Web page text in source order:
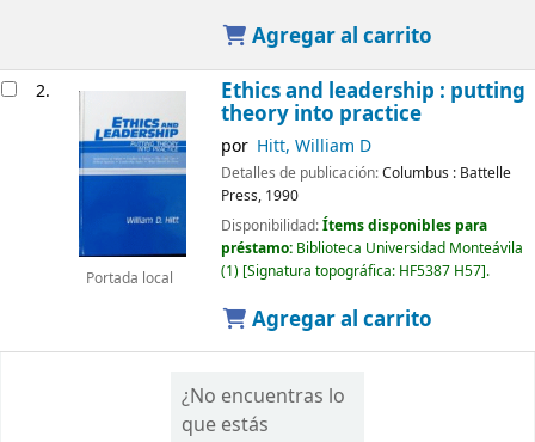
Agregar al carrito
2.
Portada local
Ethics and leadership : putting
theory into practice
por Hitt, William D
Detalles de publicación:Columbus : Battelle
Press, 1990
Disponibilidad:Ítems disponibles para
préstamo: Biblioteca Universidad Monteávila
(1) Signatura topográfica: HF5387 H57 .
Agregar al carrito
¿No encuentras lo
que estás